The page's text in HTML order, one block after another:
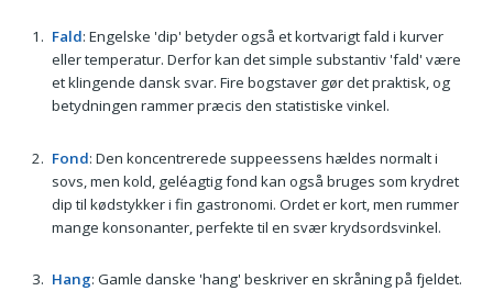
Fald: Engelske 'dip' betyder også et kortvarigt fald i kurver
eller temperatur. Derfor kan det simple substantiv 'fald' være
et klingende dansk svar. Fire bogstaver gør det praktisk, og
betydningen rammer præcis den statistiske vinkel.
Fond: Den koncentrerede suppeessens hældes normalt i
sovs, men kold, geléagtig fond kan også bruges som krydret
dip til kødstykker i fin gastronomi. Ordet er kort, men rummer
mange konsonanter, perfekte til en svær krydsordsvinkel.
Hang: Gamle danske 'hang' beskriver en skråning på fjeldet.